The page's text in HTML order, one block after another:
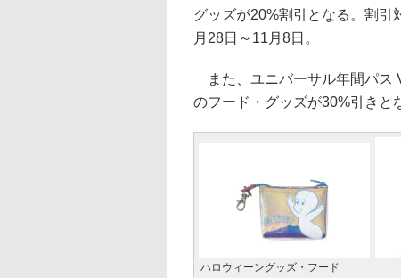
グッズが20%割引となる。割引
月28日～11月8日。
また、ユニバーサル年間パス
のフード・グッズが30%引きと
ハロウィーングッズ・フード